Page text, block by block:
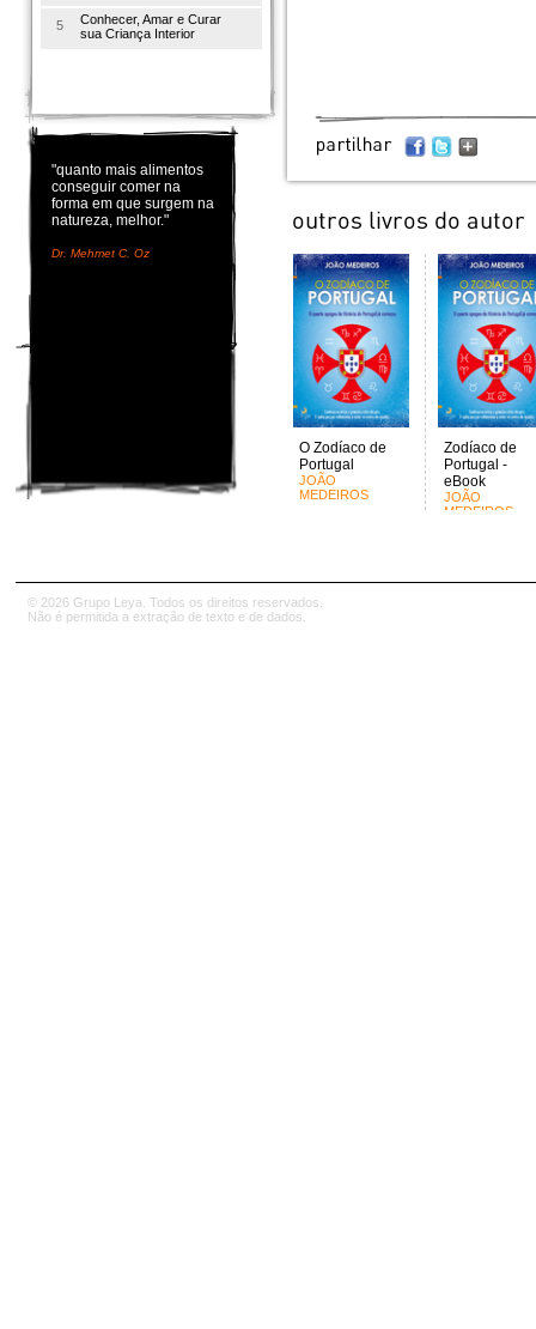
5
Conhecer, Amar e Curar
sua Criança Interior
"quanto mais alimentos
conseguir comer na
forma em que surgem na
natureza, melhor."
Dr. Mehmet C. Oz
O Zodíaco de
Portugal
JOÃO
MEDEIROS
Zodíaco de
Portugal -
eBook
JOÃO
MEDEIROS
© 2026 Grupo Leya. Todos os direitos reservados.
Não é permitida a extração de texto e de dados.